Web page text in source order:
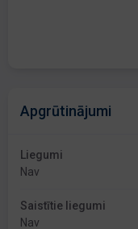
Apgrūtinājumi
Liegumi
Nav
Saistītie liegumi
Nav